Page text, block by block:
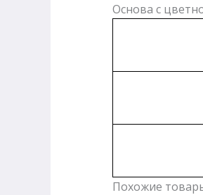
Основа с
Похожие